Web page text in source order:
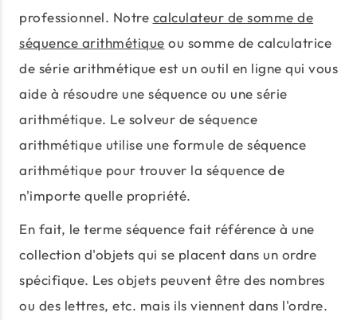
professionnel. Notre calculateur de somme de
séquence arithmétique ou somme de calculatrice
de série arithmétique est un outil en ligne qui vous
aide à résoudre une séquence ou une série
arithmétique. Le solveur de séquence
arithmétique utilise une formule de séquence
arithmétique pour trouver la séquence de
n'importe quelle propriété.
En fait, le terme séquence fait référence à une
collection d'objets qui se placent dans un ordre
spécifique. Les objets peuvent être des nombres
ou des lettres, etc. mais ils viennent dans l'ordre.